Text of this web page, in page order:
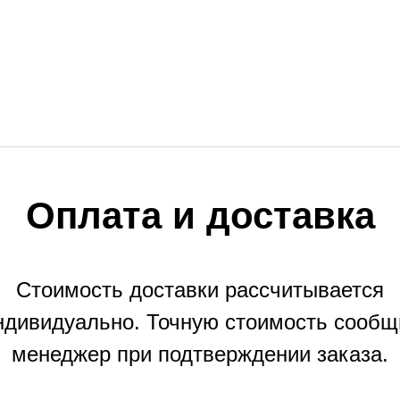
Оплата и доставка
Стоимость доставки рассчитывается
Точную стоимость
менеджер при подтверждении заказа.